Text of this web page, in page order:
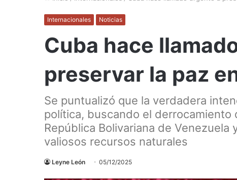
Internacionales Noticias
Cuba hace
preservar la paz
Se puntualizó que la verdadera
política, buscando el
República Bolivariana de
valiosos recursos naturales
Leyne León 05/12/2025